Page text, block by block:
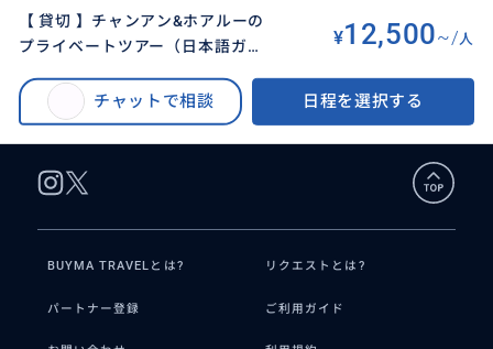
【 貸切 】チャンアン&ホアルーの
プライベートツアー（日本語ガイ
¥12,500~/ 人
チャットで相談 日程を選択する
【 貸切 】チャンアン&ホアルーのプライベートツアー（日本語ガイド付）
BUYMA TRAVELとは? リクエストとは?
パートナー登録 ご利用ガイド